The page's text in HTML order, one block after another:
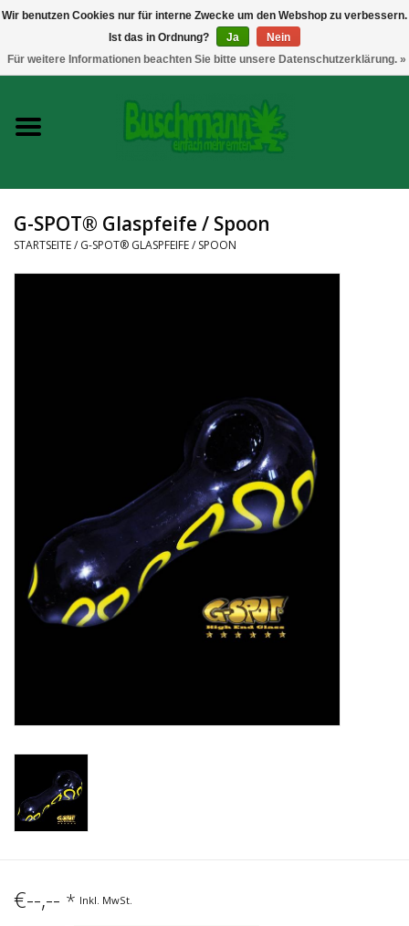
Growshop
Messtechnik
Headshop
G-SPOT® Glaspfeife / Spoon
STARTSEITE/ G-SPOT® GLASPFEIFE / SPOON
€--,-- * Inkl. MwSt.
Wir benutzen Cookies nur für interne Zwecke um den Webshop zu verbessern.
Ist das in Ordnung?
Ja
Nein
Für weitere Informationen beachten Sie bitte unsere Datenschutzerklärung. »